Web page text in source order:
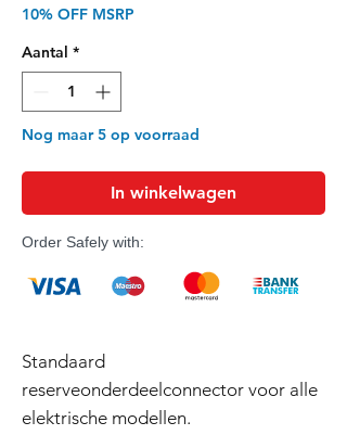
10% OFF MSRP
Aantal *
Nog maar 5 op voorraad
In winkelwagen
Order Safely with:
Standaard
reserveonderdeelconnector voor alle
elektrische modellen.